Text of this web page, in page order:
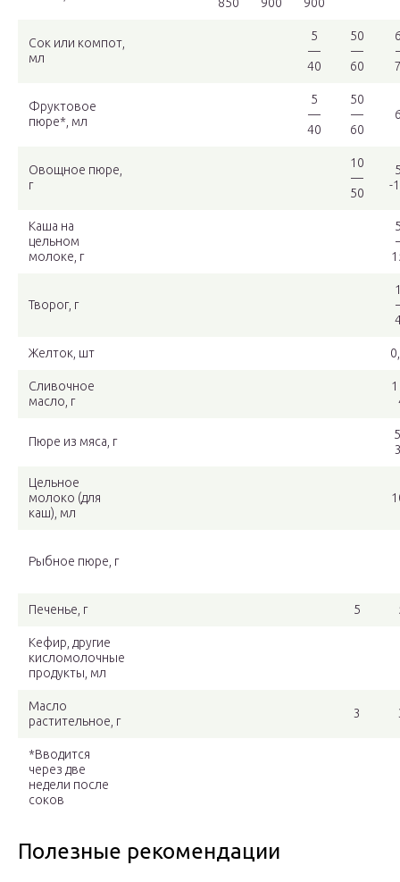
Сок или компот,
мл
5
—
40
50
—
60
Фруктовое
пюре*, мл
5
—
40
50
—
60
Овощное пюре,
г
10
—
50
-
Каша на
цельном
молоке, г
Творог, г
Желток, шт
Сливочное
масло, г
Пюре из мяса, г
Цельное
молоко (для
каш), мл
Рыбное пюре, г
Печенье, г 5
Кефир, другие
кисломолочные
продукты, мл
Масло
растительное, г
3
*Вводится
через две
недели после
соков
Полезные рекомендации